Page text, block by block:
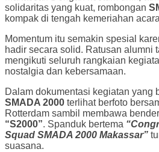
solidaritas yang kuat, rombongan
kompak di tengah kemeriahan
Momentum itu semakin spesial
hadir secara solid. Ratusan alumni
mengikuti seluruh rangkaian
nostalgia dan kebersamaan.
Dalam dokumentasi kegiatan yang
SMADA 2000 terlihat berfoto
Rotterdam sambil membawa
“S2000”. Spanduk bertema
Squad SMADA 2000 Makassar”
suasana.